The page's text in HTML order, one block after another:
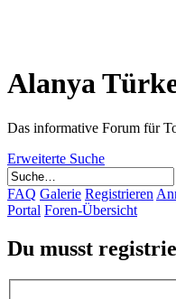
Alanya
Das informative Forum für
Erweiterte Suche
FAQ Galerie Registrieren
Portal Foren-Übersicht
Du musst